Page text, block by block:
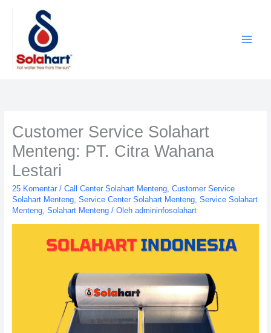
Customer Service Solahart
Menteng: PT. Citra Wahana
Lestari
25 Komentar / Call Center Solahart Menteng, Customer Service
Solahart Menteng, Service Center Solahart Menteng, Service Solahart
Menteng, Solahart Menteng/ Oleh admininfosolahart